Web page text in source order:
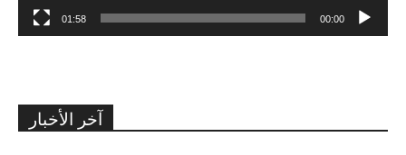
00:00
01:58
آخر الأخبار